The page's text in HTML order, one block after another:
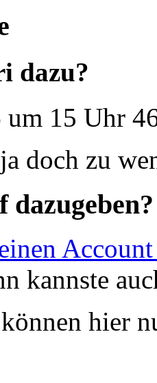
dazu?
15 Uhr
doch zu
dazugeben?
kannste
hier